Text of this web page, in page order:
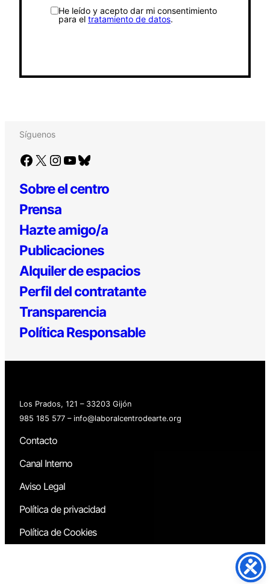
He leído y acepto dar mi consentimiento
para el tratamiento de datos.
Síguenos
Facebook X Instagram YouTube Bluesky
Sobre el centro
Prensa
Hazte amigo/a
Publicaciones
Alquiler de espacios
Perfil del contratante
Transparencia
Política Responsable
Los Prados, 121 – 33203 Gijón
985 185 577 – info@laboralcentrodearte.org
Contacto
Canal Interno
Aviso Legal
Política de privacidad
Política de Cookies